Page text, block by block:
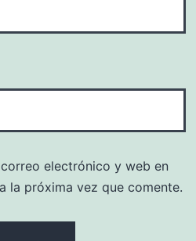
electrónico y web en
la próxima vez que comente.